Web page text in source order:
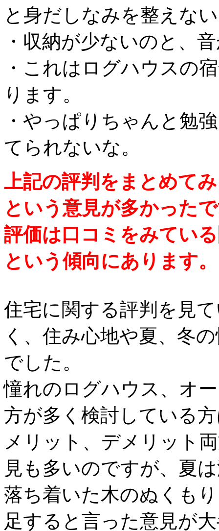
と身だしなみを整えな
・収納が少ないのと、
・これはログハウスの
ります。
・やっぱりちゃんと勉
てられないな。
上記の評判をまとめて
という意見が多かった
評価は口コミをみてい
という傾向にあります。
住宅に関する評判を見
く、住み心地や夏、冬
でした。
憧れのログハウス、オ
方が多く検討している
メリット、デメリット
見も多いのですが、夏
落ち着いた木のぬくも
足すると言った意見が